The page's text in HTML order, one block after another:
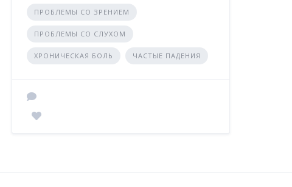
ПРОБЛЕМЫ СО ЗРЕНИЕМ
ПРОБЛЕМЫ СО СЛУХОМ
ХРОНИЧЕСКАЯ БОЛЬ ЧАСТЫЕ ПАДЕНИЯ